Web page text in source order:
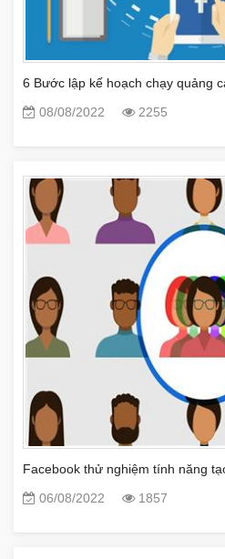
6 Bước lập kế hoạch chạy quảng
08/08/2022
2255
Facebook thử nghiệm tính năng
06/08/2022
1857